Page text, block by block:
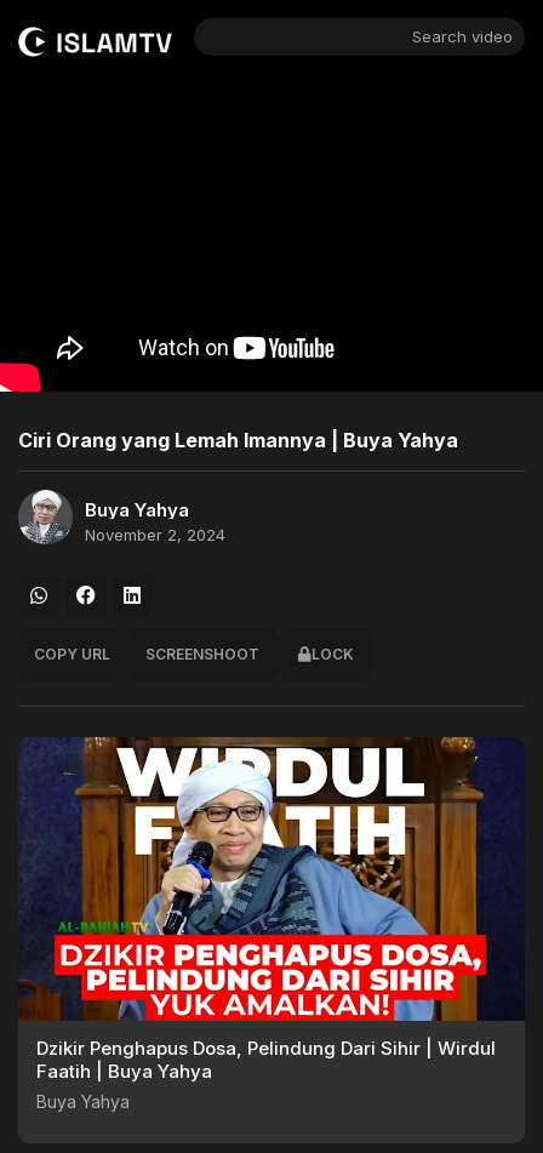
Search video
Ciri Orang yang Lemah Imannya | Buya Yahya
Buya Yahya
November 2, 2024
COPY URL SCREENSHOOT LOCK
Dzikir Penghapus Dosa, Pelindung Dari Sihir | Wirdul
Faatih | Buya Yahya
Buya Yahya